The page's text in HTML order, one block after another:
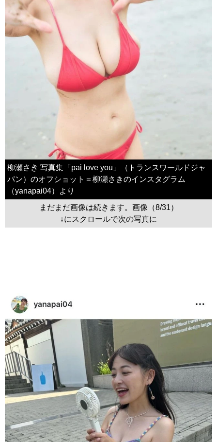
柳瀬さき 写真集「pai love you」（トランスワールドジャ
パン）のオフショット＝柳瀬さきのインスタグラム
（yanapai04）より
まだまだ画像は続きます。画像（8/31）
↓にスクロールで次の写真に